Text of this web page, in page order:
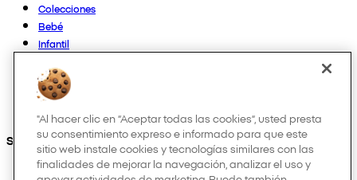
Colecciones
Bebé
Infantil
Mujer
Hombre
Otros
Síguenos en:
"Al hacer clic en “Aceptar todas las cookies”, usted presta
su consentimiento expreso e informado para que este
sitio web instale cookies y tecnologías similares con las
finalidades de mejorar la navegación, analizar el uso y